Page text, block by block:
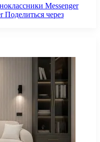
Messenger
Поделиться через